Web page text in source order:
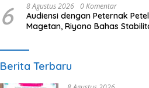
6 8 Agustus 2026 0 Komentar
Audiensi dengan Peternak
Magetan, Riyono Bahas
Berita Terbaru